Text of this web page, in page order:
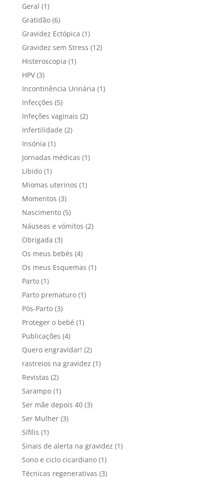
Geral (1)
Gratidão(6)
Gravidez Ectópica (1)
Gravidez sem Stress (12)
Histeroscopia (1)
HPV(3)
Incontinência Urinária (1)
Infecções (5)
Infeções vaginais (2)
Infertilidade (2)
Insónia (1)
Jornadas médicas (1)
Libido(1)
Miomas uterinos (1)
Momentos (3)
Nascimento(5)
Náuseas e vómitos (2)
Obrigada (3)
Os meus bebés (4)
Os meus Esquemas (1)
Parto(1)
Parto prematuro(1)
Pós-Parto(3)
Proteger o bebé (1)
Publicações (4)
Quero engravidar! (2)
rastreios na gravidez (1)
Revistas (2)
Sarampo(1)
Ser mãe depois 40(3)
Ser Mulher(3)
Sífilis (1)
Sinais de alerta na gravidez (1)
Sono e ciclo cicardiano(1)
Técnicas regenerativas (3)